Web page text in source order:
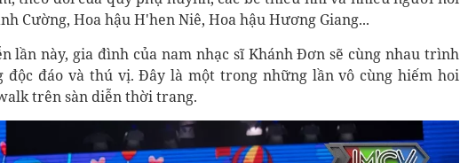
Cường, Hoa hậu H'hen Niê, Hoa hậu Hương Giang...
lần này, gia đình của nam nhạc sĩ Khánh Đơn sẽ cùng nhau trình
độc đáo và thú vị. Đây là một trong những lần vô cùng hiếm hoi
trên sàn diễn thời trang.